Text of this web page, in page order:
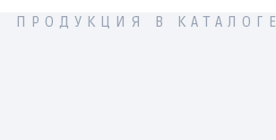
ПРОДУКЦИЯ В КАТАЛОГЕ